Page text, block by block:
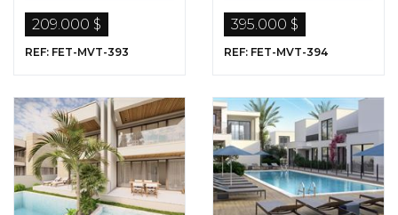
Gayrimenkul
209.000 $
REF: FET-MVT-393
395.000 $
REF: FET-MVT-394